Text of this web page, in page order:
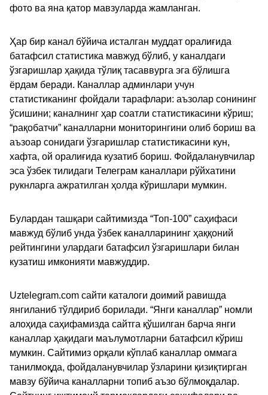
фото ва яна қатор мавзуларда жамланган.
Ҳар бир канал бўйича исталган муддат оралиғида
батафсил статистика мавжуд бўлиб, у каналдаги
ўзгаришлар ҳақида тўлиқ тасаввурга эга бўлишга
ёрдам беради. Каналлар админлари учун
статистиканинг фойдали тарафлари: аъзолар сонининг
ўсишини; каналнинг ҳар соатли статистикасини кўриш;
“рақобатчи” каналларни мониторингини олиб бориш ва
аъзоар сонидаги ўзгаришлар статистикасини кун,
хафта, ой оралиғида кузатиб бориш. Фойдаланувчилар
эса ўзбек тилидаги Телеграм каналлари рўйхатини
рукнларга ажратилган ҳолда кўришлари мумкин.
Булардан ташқари сайтимизда “Топ-100” саҳифаси
мавжуд бўлиб унда ўзбек каналларининг ҳаққоний
рейтингини улардаги батафсил ўзгаришлари билан
кузатиш имконияти мавжуддир.
Uztelegram.com сайти каталоги доимий равишда
янгиланиб тўлдириб борилади. “Янги каналлар” номли
алоҳида саҳифамизда сайтга қўшилган барча янги
каналлар ҳақидаги маълумотларни батафсил кўриш
мумкин. Сайтимиз орқали кўплаб каналлар оммага
танилмоқда, фойдаланувчилар ўзларини қизиқтирган
мавзу бўйича каналларни топиб аъзо бўлмоқдалар.